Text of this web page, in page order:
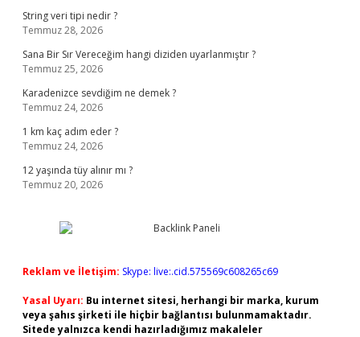
String veri tipi nedir ?
Temmuz 28, 2026
Sana Bir Sır Vereceğim hangi diziden uyarlanmıştır ?
Temmuz 25, 2026
Karadenizce sevdiğim ne demek ?
Temmuz 24, 2026
1 km kaç adım eder ?
Temmuz 24, 2026
12 yaşında tüy alınır mı ?
Temmuz 20, 2026
Reklam ve İletişim: Skype: live:.cid.575569c608265c69
Yasal Uyarı: Bu internet sitesi, herhangi bir marka, kurum
veya şahıs şirketi ile hiçbir bağlantısı bulunmamaktadır.
Sitede yalnızca kendi hazırladığımız makaleler